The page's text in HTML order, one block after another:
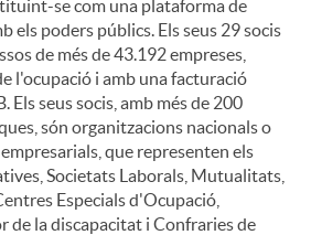
se com una plataforma de
els poders públics. Els seus 29 socis
de més de 43.192 empreses,
l'ocupació i amb una facturació
Els seus socis, amb més de 200
són organitzacions nacionals o
que representen els
Societats Laborals, Mutualitats,
Especials d'Ocupació,
de la discapacitat i Confraries de